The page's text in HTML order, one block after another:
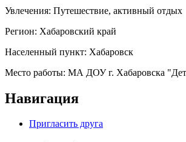
Увлечения: Путешествие, активный отдых
Регион: Хабаровский край
Населенный пункт: Хабаровск
Место работы: МА ДОУ г. Хабаровска
Навигация
Пригласить друга